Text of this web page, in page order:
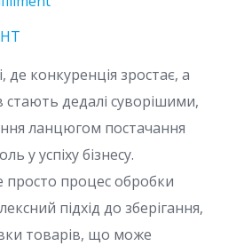
де конкуренція зростає, а
дедалі суворішими,
ланцюгом постачання
у успіху бізнесу.
просто процес обробки
підхід до зберігання,
товарів, що може